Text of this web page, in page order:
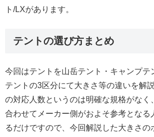
ト/LXがあります。
テントの選び方まとめ
今回はテントを山岳テント・キャンプテ
テントの3区分にて大きさ等の違いを解
の対応人数というのは明確な規格がなく
合わせてメーカー側がおよそ参考となる
るだけですので、今回解説した大きさの